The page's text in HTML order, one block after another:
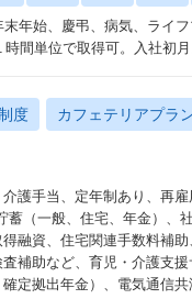
年始、慶弔、病気、ライ
間単位で取得可。入社初
度 カフェテリアプラ
護手当、定年制あり、再
（一般、住宅、年金）、
融資、住宅関連手数料補
補助など、育児・介護支
定拠出年金）、電気通信